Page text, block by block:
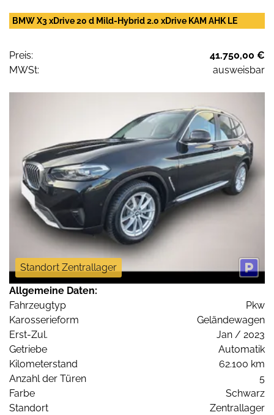
BMW X3 xDrive 20 d Mild-Hybrid 2.0 xDrive KAM AHK LE
Preis:
41.750,00 €
MWSt:
ausweisbar
Standort Zentrallager
Allgemeine Daten:
Fahrzeugtyp
Pkw
Karosserieform
Geländewagen
Erst-Zul.
Jan / 2023
Getriebe
Automatik
Kilometerstand
62.100 km
Anzahl der Türen
5
Farbe
Schwarz
Standort
Zentrallager